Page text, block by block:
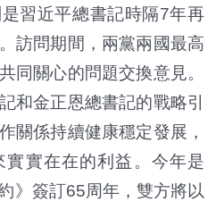
習近平總書記時隔7年再
訪問期間，兩黨兩國最高
同關心的問題交換意見。
和金正恩總書記的戰略引
關係持續健康穩定發展，
實在在的利益。今年是
》簽訂65周年，雙方將以